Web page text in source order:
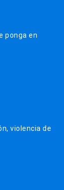
ponga en
violencia de